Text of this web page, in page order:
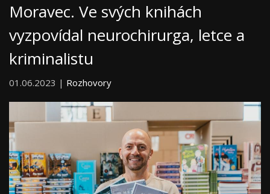
Moravec. Ve svých knihách
vyzpovídal neurochirurga, letce a
kriminalistu
01.06.2023 | Rozhovory